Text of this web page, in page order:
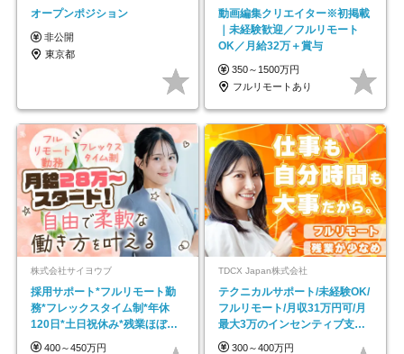
オープンポジション
非公開
東京都
動画編集クリエイター※初掲載
｜未経験歓迎／フルリモート
OK／月給32万＋賞与
350～1500万円
フルリモートあり
株式会社サイヨウブ
採用サポート*フルリモート勤
務*フレックスタイム制*年休
120日*土日祝休み*残業ほぼな
し*育児中社員8割以上
400～450万円
TDCX Japan株式会社
テクニカルサポート/未経験OK/
フルリモート/月収31万円可/月
最大3万のインセンティブ支給/
平均年齢33歳
300～400万円